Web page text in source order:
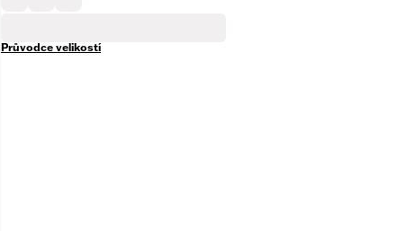
Průvodce velikostí